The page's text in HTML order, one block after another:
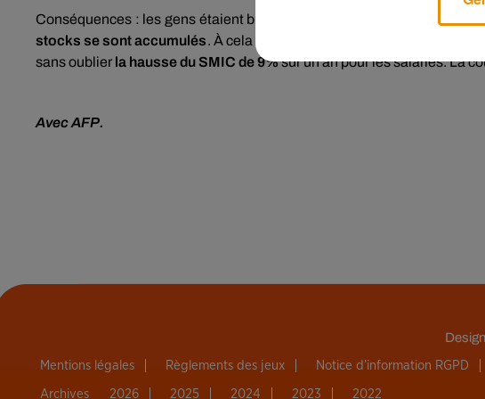
Conséquences : les gens étaient bien plus frileux et hésitaient à
stocks se sont accumulés. À cela s’ajoutent
sans oublier la hausse du SMIC de 9%sur un an pour les salariés. La
Avec AFP.
Design
Mentions légales Règlements des jeux Notice d’information RGPD
Archives 2026 2025 2024 2023 2022